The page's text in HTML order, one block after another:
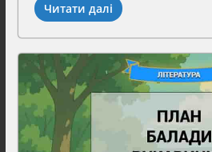
Читати далі